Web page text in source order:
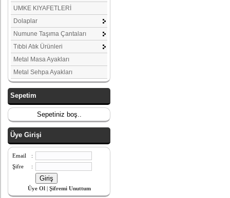
UMKE KIYAFETLERİ
Dolaplar
Numune Taşıma Çantaları
Tıbbi Atık Ürünleri
Metal Masa Ayakları
Metal Sehpa Ayakları
Sepetim
Sepetiniz boş..
Üye Girişi
Email
:
Şifre
:
Üye Ol Şifremi Unuttum